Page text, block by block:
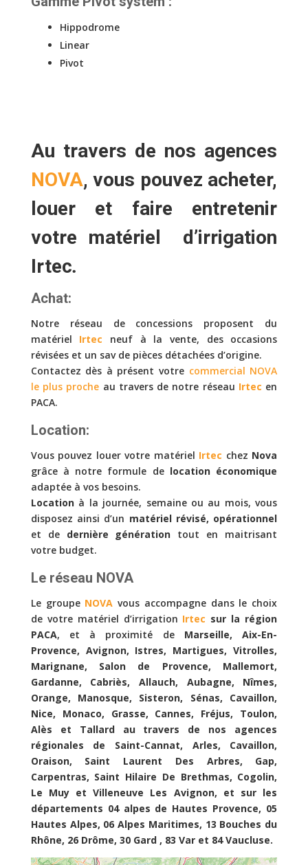
Hippodrome
Linear
Pivot
Au travers de nos agences
NOVA, vous pouvez acheter,
loueret faire entretenir
votre matériel d’irrigation
Irtec.
Achat:
Notre réseau de concessions proposent du
matériel Irtec
neuf à la vente, des occasions
révisées et un sav de pièces détachées d’origine.
Contactez dès à présent votre commercial NOVA
le plus proche au travers de notre réseau Irtec en
PACA.
Location:
Vous pouvez louer votre matériel Irtec chez Nova
grâce à notre formule de location économique
adaptée à vos besoins.
Location à la journée, semaine ou au mois, vous
disposez ainsi d’un matériel révisé, opérationnel
et de dernière génération tout en maitrisant
votre budget.
Le réseau NOVA
Le groupe NOVA vous accompagne dans le choix
de votre matériel d’irrigation Irtec sur la région
PACA, et à proximité de Marseille, Aix-En-
Provence, Avignon, Istres, Martigues, Vitrolles,
Marignane, Salon de Provence, Mallemort,
Gardanne, Cabriès, Allauch, Aubagne, Nîmes,
Orange, Manosque, Sisteron, Sénas, Cavaillon,
Nice, Monaco, Grasse, Cannes, Fréjus, Toulon,
Alès et Tallard au travers de nos agences
régionales de Saint-Cannat, Arles, Cavaillon,
Oraison, Saint Laurent Des Arbres, Gap,
Carpentras, Saint Hilaire De Brethmas, Cogolin,
Le Muy et Villeneuve Les Avignon, et sur les
départements 04 alpes de Hautes Provence, 05
Hautes Alpes, 06 Alpes Maritimes, 13 Bouches du
Rhône, 26 Drôme, 30 Gard , 83 Var et 84 Vaucluse.